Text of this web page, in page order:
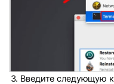
Введите следующую